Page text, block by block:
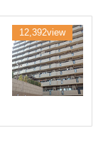
12,392view